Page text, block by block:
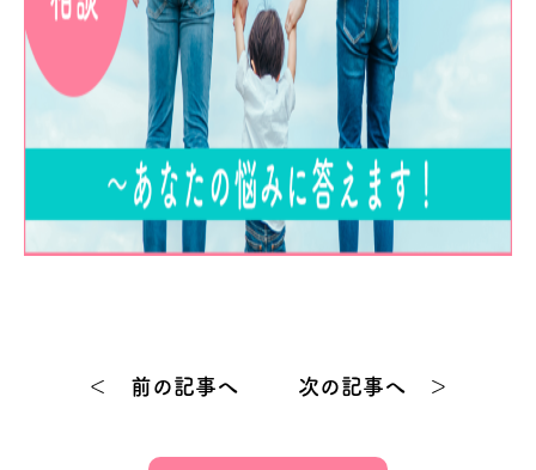
＜ 前の記事へ 次の記事へ ＞